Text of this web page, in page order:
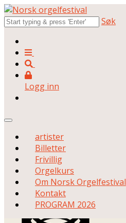
Søk
Logg inn
artister
Billetter
Frivillig
Orgelkurs
Om Norsk Orgelfestival
Kontakt
PROGRAM 2026